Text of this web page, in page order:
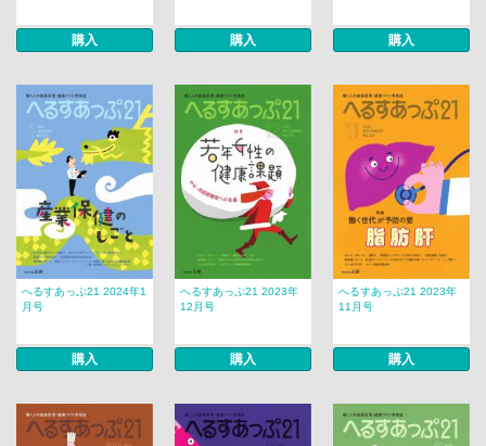
購入 購入 購入
へるすあっぷ21 2024年1
月号
購入
へるすあっぷ21 2023年
12月号
購入
へるすあっぷ21 2023年
11月号
購入